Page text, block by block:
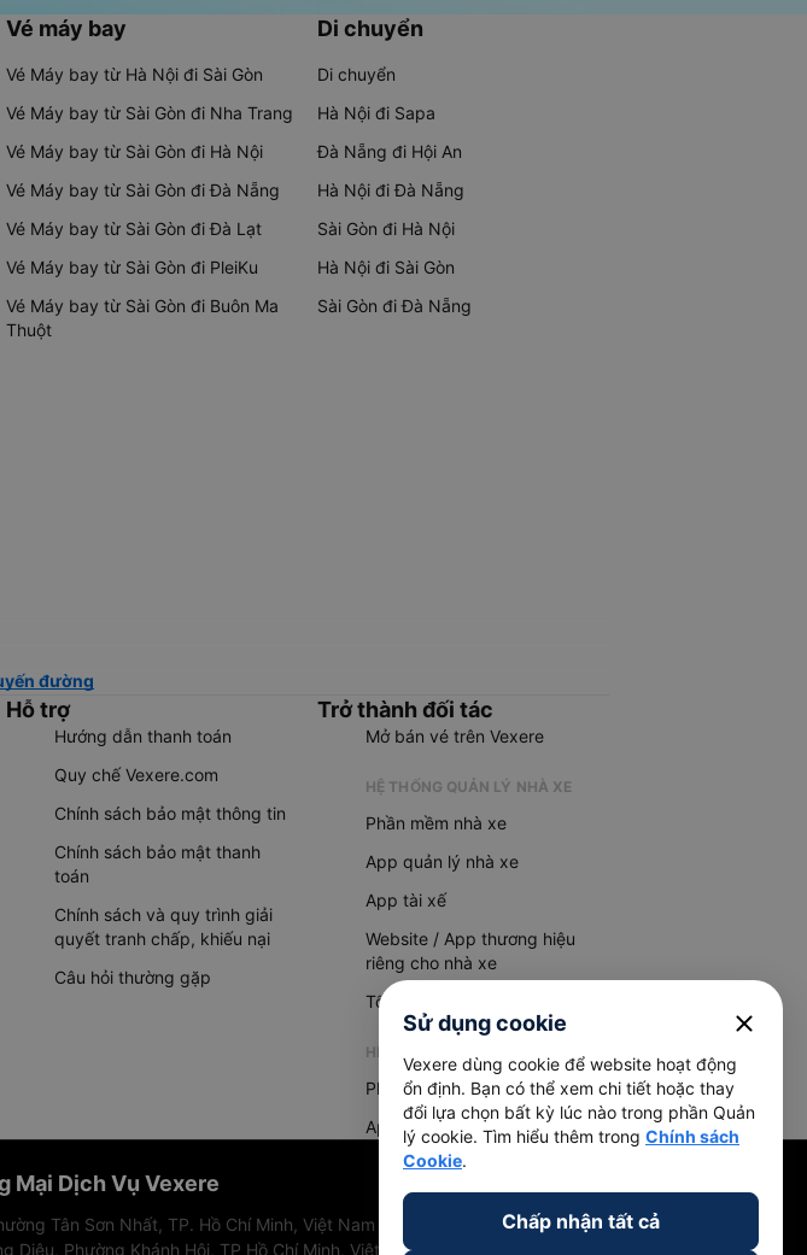
Vé máy bay
Vé Máy bay từ Hà Nội đi Sài Gòn
Vé Máy bay từ Sài Gòn đi Nha Trang
Vé Máy bay từ Sài Gòn đi Hà Nội
Vé Máy bay từ Sài Gòn đi Đà Nẵng
Vé Máy bay từ Sài Gòn đi Đà Lạt
Vé Máy bay từ Sài Gòn đi PleiKu
Vé Máy bay từ Sài Gòn đi Buôn Ma
Thuột
Di chuyển
Di chuyển
Hà Nội đi Sapa
Đà Nẵng đi Hội An
Hà Nội đi Đà Nẵng
Sài Gòn đi Hà Nội
Hà Nội đi Sài Gòn
Sài Gòn đi Đà Nẵng
đường
Hỗ trợ
Hướng dẫn thanh toán
Quy chế Vexere.com
Chính sách bảo mật thông tin
Chính sách bảo mật thanh
toán
Chính sách và quy trình giải
quyết tranh chấp, khiếu nại
Câu hỏi thường gặp
Trở thành đối tác
Mở bán vé trên Vexere
HỆ THỐNG QUẢN LÝ NHÀ XE
Phần mềm nhà xe
App quản lý nhà xe
App tài xế
Website / App thương hiệu
riêng cho nhà xe
Tổng đài AI
HỆ THỐNG QUẢN LÝ HÀNG HOÁ
Phần mềm quản lý hàng hoá
App quản lý hàng hoá
Mại Dịch Vụ Vexere
Tân Sơn Nhất, TP. Hồ Chí Minh, Việt Nam
Phường Khánh Hội, TP Hồ Chí Minh, Việt Nam
Sử dụng cookie close
Vexere dùng cookie để website hoạt động
ổn định. Bạn có thể xem chi tiết hoặc thay
đổi lựa chọn bất kỳ lúc nào trong phần Quản
lý cookie. Tìm hiểu thêm trong Chính sách
Cookie.
Chấp nhận tất cả